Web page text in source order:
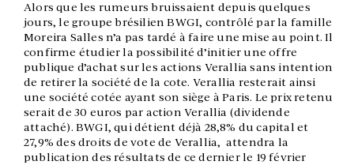
Alors que les rumeurs bruissaient depuis quelques
jours, le groupe brésilien BWGI, contrôlé par la famille
Moreira Salles n’a pas tardé à faire une mise au point. Il
confirme étudier la possibilité d’initier une offre
publique d’achat sur les actions Verallia sans intention
de retirer la société de la cote. Verallia resterait ainsi
une société cotée ayant son siège à Paris. Le prix retenu
serait de 30 euros par action Verallia (dividende
attaché). BWGI, qui détient déjà 28,8% du capital et
27,9% des droits de vote de Verallia, attendra la
publication des résultats de ce dernier le 19 février